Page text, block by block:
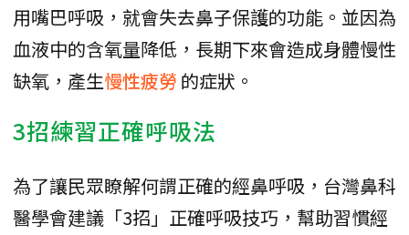
用嘴巴呼吸，就會失去鼻子保護的功能。並因為
血液中的含氧量降低，長期下來會造成身體慢性
缺氧，產生慢性疲勞 的症狀。
3招練習正確呼吸法
為了讓民眾瞭解何謂正確的經鼻呼吸，台灣鼻科
醫學會建議「3招」正確呼吸技巧，幫助習慣經